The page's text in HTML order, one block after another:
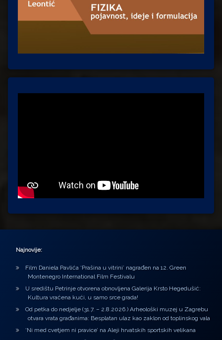
Najnovije:
Film Daniela Pavlića ‘Prašina u vitrini’ nagrađen na 12. Green
Montenegro International Film Festivalu
U središtu Petrinje otvorena obnovljena Galerija Krsto Hegedušić:
Kultura vraćena kući, u samo srce grada!
Od petka do nedjelje (31.7. – 2.8.2026.) Arheološki muzej u Zagrebu
otvara vrata građanima: Besplatan ulaz kao zaklon od toplinskog vala
‘Ni med cvetjem ni pravice’ na Aleji hrvatskih sportskih velikana